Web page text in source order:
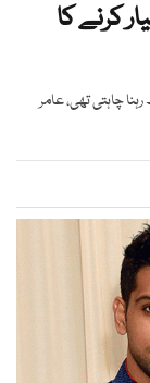
کرنے کا
چاہتی تھی، عامر